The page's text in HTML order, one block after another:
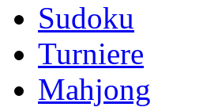
Sudoku
Turniere
Mahjong